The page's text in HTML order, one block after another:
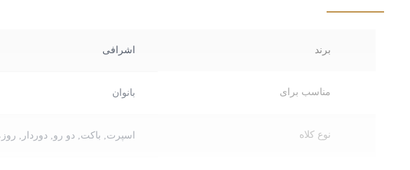
برند اشرافی
مناسب برای بانوان
نوع کلاه اسپرت, باکت, دو رو, دوردار,